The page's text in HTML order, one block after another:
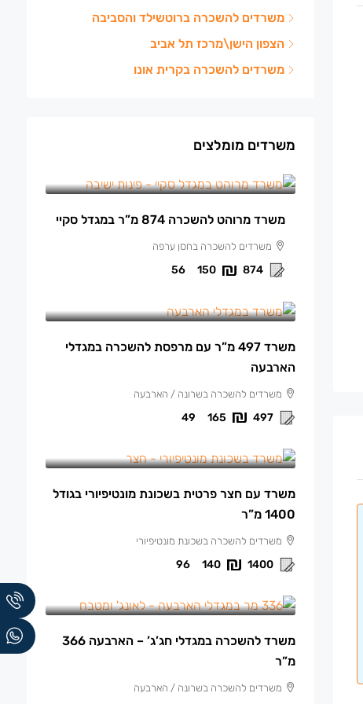
משרדים להשכרה ברוטשילד והסביבה
הצפון הישן\מרכז תל אביב
משרדים להשכרה בקרית אונו
משרדים מומלצים
משרד מרוהט להשכרה 874 מ”ר במגדל סקיי
משרדים להשכרה בחסן ערפה
874
150
56
משרד 497 מ”ר עם מרפסת להשכרה במגדלי
הארבעה
משרדים להשכרה בשרונה / הארבעה
497
165
49
משרד עם חצר פרטית בשכונת מונטיפיורי בגודל
1400 מ”ר
משרדים להשכרה בשכונת מונטיפיורי
1400
140
96
משרד להשכרה במגדלי חג’ג’ – הארבעה 366
מ”ר
משרדים להשכרה בשרונה / הארבעה